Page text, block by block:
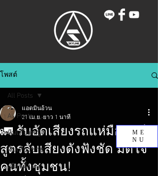
ME
NU
โพสต์
All Posts
ทีมเสียงหญิง
ทีมเสียงชาย
เลือกตั้ง สส.
All Posts
🚛 รับอัดเสียงรถแห่มืออาชีพ:
สูตรลับเสียงดังฟังชัด มัดใจ
คนทั้งชุมชน!
แอดมินอ้วน
21 เม.ย. ยาว 1 นาที